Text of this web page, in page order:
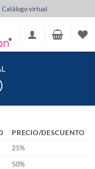
Catálogo virtual
PRECIO/DESCUENTO
25%
50%